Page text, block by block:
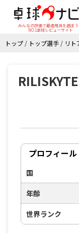
みんなの評価で最適用具を選ぼう
NO.1卓球レビューサイト
トップ / トップ選手 / リト
プロフィール
国
年齢
世界ランク